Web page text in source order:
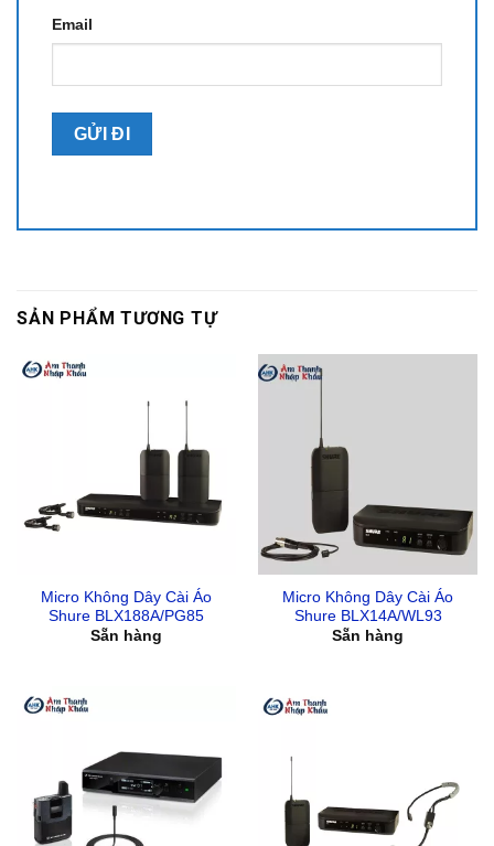
Email
SẢN PHẨM TƯƠNG TỰ
Micro Không Dây Cài Áo
Shure BLX188A/PG85
Sẵn hàng
Micro Không Dây Cài Áo
Shure BLX14A/WL93
Sẵn hàng